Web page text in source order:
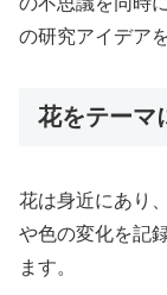
の研究アイデア
花をテーマ
花は身近にあり
や色の変化を記
ます。